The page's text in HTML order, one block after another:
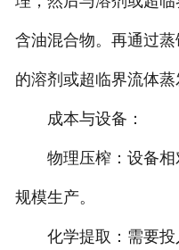
含油混合物。再通过
的溶剂或超临界流体蒸
成本与设备：
物理压榨：设备相
规模生产。
化学提取：需要投